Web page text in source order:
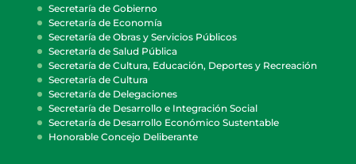
Secretaría de Gobierno
Secretaría de Economía
Secretaría de Obras y Servicios Públicos
Secretaría de Salud Pública
Secretaría de Cultura, Educación, Deportes y Recreación
Secretaría de Cultura
Secretaría de Delegaciones
Secretaría de Desarrollo e Integración Social
Secretaría de Desarrollo Económico Sustentable
Honorable Concejo Deliberante